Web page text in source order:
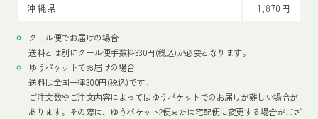
沖縄県
1,870円
クール便でお届けの場合
送料とは別にクール便手数料330円(税込)が必要となります。
ゆうパケットでお届けの場合
送料は全国一律300円(税込)です。
ご注文数やご注文内容によってはゆうパケットでのお届けが難しい場合が
あります。その際は、ゆうパケット2便または宅配便に変更する場合がござ